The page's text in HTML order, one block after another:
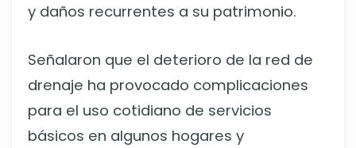
y daños recurrentes a su patrimonio.
Señalaron que el deterioro de la red de
drenaje ha provocado complicaciones
para el uso cotidiano de servicios
básicos en algunos hogares y